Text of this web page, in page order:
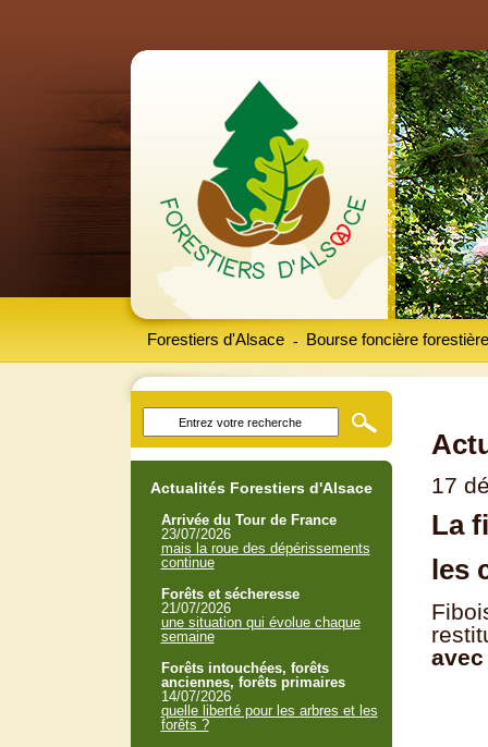
Forestiers d'Alsace Bourse foncière forestière
-
17
La
les
Actualités Forestiers d'Alsace
Arrivée du Tour de France
23/07/2026
mais la roue des dépérissements
continue
Forêts et sécheresse
21/07/2026
une situation qui évolue chaque
semaine
Forêts intouchées, forêts
anciennes, forêts primaires
14/07/2026
quelle liberté pour les arbres et les
forêts ?